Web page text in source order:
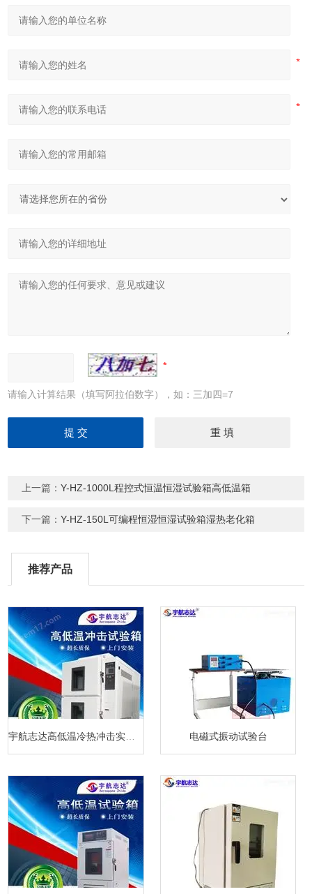
请输入计算结果（填写阿拉伯数字），如：三加四=7
上一篇：Y-HZ-1000L程控式恒温恒湿试验箱高低温箱
下一篇：Y-HZ-150L可编程恒湿恒湿试验箱湿热老化箱
推荐产品
电磁式振动试验台